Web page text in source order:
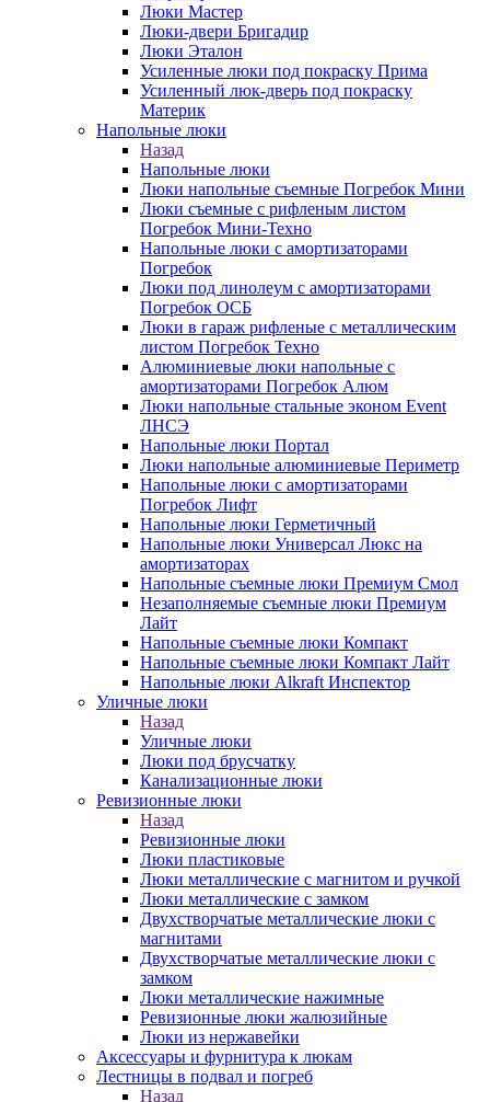
Люки Мастер
Люки-двери Бригадир
Люки Эталон
Усиленные люки под покраску Прима
Усиленный люк-дверь под покраску
Материк
Напольные люки
Назад
Напольные люки
Люки напольные съемные Погребок Мини
Люки съемные с рифленым листом
Погребок Мини-Техно
Напольные люки с амортизаторами
Погребок
Люки под линолеум с амортизаторами
Погребок ОСБ
Люки в гараж рифленые с металлическим
листом Погребок Техно
Алюминиевые люки напольные с
амортизаторами Погребок Алюм
Люки напольные стальные эконом Event
ЛНСЭ
Напольные люки Портал
Люки напольные алюминиевые Периметр
Напольные люки с амортизаторами
Погребок Лифт
Напольные люки Герметичный
Напольные люки Универсал Люкс на
амортизаторах
Напольные съемные люки Премиум Смол
Незаполняемые съемные люки Премиум
Лайт
Напольные съемные люки Компакт
Напольные съемные люки Компакт Лайт
Напольные люки Alkraft Инспектор
Уличные люки
Назад
Уличные люки
Люки под брусчатку
Канализационные люки
Ревизионные люки
Назад
Ревизионные люки
Люки пластиковые
Люки металлические с магнитом и ручкой
Люки металлические с замком
Двухстворчатые металлические люки с
магнитами
Двухстворчатые металлические люки с
замком
Люки металлические нажимные
Ревизионные люки жалюзийные
Люки из нержавейки
Аксессуары и фурнитура к люкам
Лестницы в подвал и погреб
Назад